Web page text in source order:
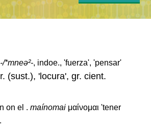
*mneə²-, indoe., 'fuerza', 'pensar'
(sust.), 'locura', gr. cient.
on el .maínomai μαίνομαι 'tener